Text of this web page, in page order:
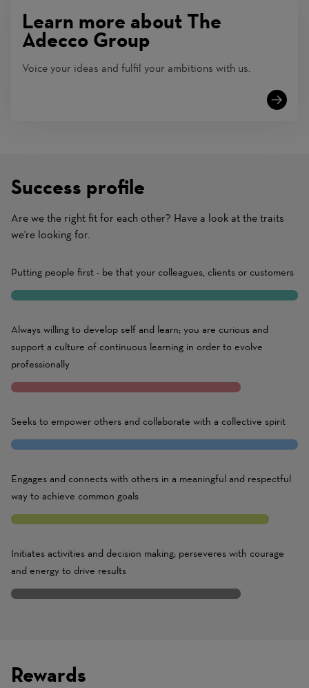
Learn more about The
Adecco Group
Voice your ideas and fulfil your ambitions with us.
Success profile
Are we the right fit for each other? Have a look at the traits
we're looking for.
–
Expert)
Putting people first - be that your colleagues, clients or customers
10
Always willing to develop self and learn; you are curious and
support a culture of continuous learning in order to evolve
professionally
8
Seeks to empower others and collaborate with a collective spirit
10
Engages and connects with others in a meaningful and respectful
way to achieve common goals
9
Initiates activities and decision making; perseveres with courage
and energy to drive results
8
a
Rewards